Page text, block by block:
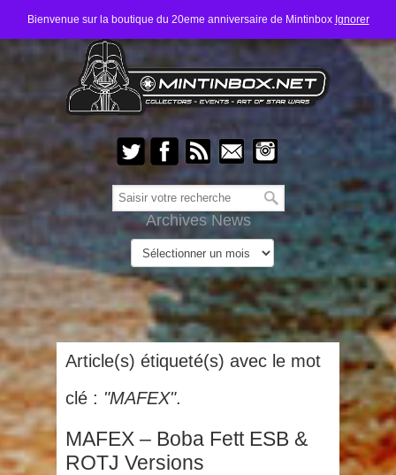
Bienvenue sur la boutique du 20eme anniversaire de Mintinbox Ignorer
Archives News
Article(s) étiqueté(s) avec le mot
clé : "MAFEX".
MAFEX – Boba Fett ESB &
ROTJ Versions